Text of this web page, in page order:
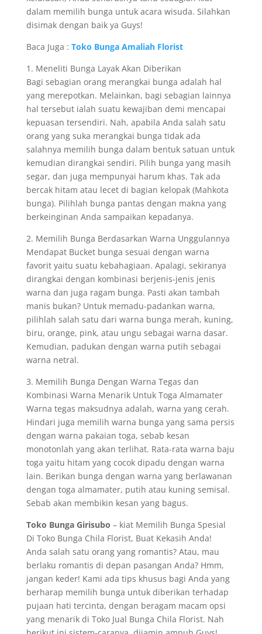
dalam memilih bunga untuk acara wisuda. Silahkan
disimak dengan baik ya Guys!
Baca Juga : Toko Bunga Amaliah Florist
1. Meneliti Bunga Layak Akan Diberikan
Bagi sebagian orang merangkai bunga adalah hal
yang merepotkan. Melainkan, bagi sebagian lainnya
hal tersebut ialah suatu kewajiban demi mencapai
kepuasan tersendiri. Nah, apabila Anda salah satu
orang yang suka merangkai bunga tidak ada
salahnya memilih bunga dalam bentuk satuan untuk
kemudian dirangkai sendiri. Pilih bunga yang masih
segar, dan juga mempunyai harum khas. Tak ada
bercak hitam atau lecet di bagian kelopak (Mahkota
bunga). Pilihlah bunga pantas dengan makna yang
berkeinginan Anda sampaikan kepadanya.
2. Memilih Bunga Berdasarkan Warna Unggulannya
Mendapat Bucket bunga sesuai dengan warna
favorit yaitu suatu kebahagiaan. Apalagi, sekiranya
dirangkai dengan kombinasi berjenis-jenis jenis
warna dan juga ragam bunga. Pasti akan tambah
manis bukan? Untuk memadu-padankan warna,
pilihlah salah satu dari warna bunga merah, kuning,
biru, orange, pink, atau ungu sebagai warna dasar.
Kemudian, padukan dengan warna putih sebagai
warna netral.
3. Memilih Bunga Dengan Warna Tegas dan
Kombinasi Warna Menarik Untuk Toga Almamater
Warna tegas maksudnya adalah, warna yang cerah.
Hindari juga memilih warna bunga yang sama persis
dengan warna pakaian toga, sebab kesan
monotonlah yang akan terlihat. Rata-rata warna baju
toga yaitu hitam yang cocok dipadu dengan warna
lain. Berikan bunga dengan warna yang berlawanan
dengan toga almamater, putih atau kuning semisal.
Sebab akan membikin kesan yang bagus.
Toko Bunga Girisubo – kiat Memilih Bunga Spesial
Di Toko Bunga Chila Florist, Buat Kekasih Anda!
Anda salah satu orang yang romantis? Atau, mau
berlaku romantis di depan pasangan Anda? Hmm,
jangan keder! Kami ada tips khusus bagi Anda yang
berharap memilih bunga untuk diberikan terhadap
pujaan hati tercinta, dengan beragam macam opsi
yang menarik di Toko Jual Bunga Chila Florist. Nah